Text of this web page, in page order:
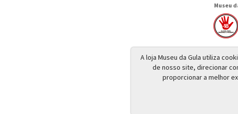
Museu
A loja Museu da Gula utiliza
de nosso site, direcionar
proporcionar a melhor